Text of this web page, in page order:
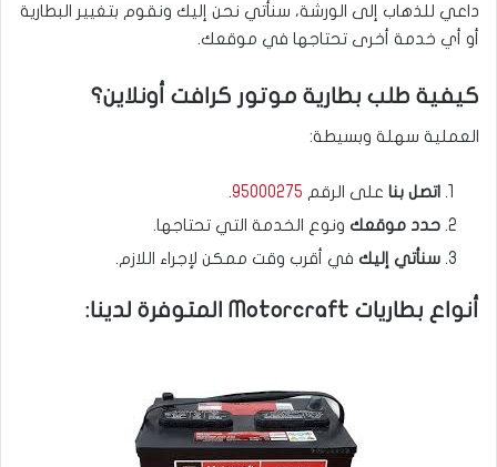
داعي للذهاب إلى الورشة، سنأتي نحن إليك ونقوم بتغيير البطارية
أو أي خدمة أخرى تحتاجها في موقعك.
كيفية طلب بطارية موتور كرافت أونلاين؟
العملية سهلة وبسيطة:
اتصل بنا على الرقم 95000275
.
حدد موقعك ونوع الخدمة التي تحتاجها.
سنأتي إليك في أقرب وقت ممكن لإجراء اللازم.
أنواع بطاريات Motorcraft المتوفرة لدينا: